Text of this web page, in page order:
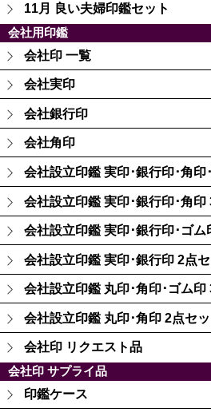
11月 良い夫婦印鑑セット
会社用印鑑
会社印 一覧
会社実印
会社銀行印
会社角印
会社設立印鑑 実印･銀行印･角印
会社設立印鑑 実印･銀行印･角印
会社設立印鑑 実印･銀行印･ゴム
会社設立印鑑 実印･銀行印 2点セ
会社設立印鑑 丸印･角印･ゴム印
会社設立印鑑 丸印･角印 2点セッ
会社印 リクエスト品
会社印 サプライ品
印鑑ケース